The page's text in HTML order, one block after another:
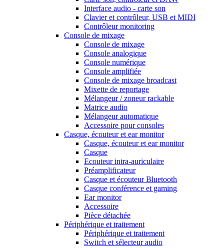
Interface audio - carte son
Clavier et contrôleur, USB et MIDI
Contrôleur monitoring
Console de mixage
Console de mixage
Console analogique
Console numérique
Console amplifiée
Console de mixage broadcast
Mixette de reportage
Mélangeur / zoneur rackable
Matrice audio
Mélangeur automatique
Accessoire pour consoles
Casque, écouteur et ear monitor
Casque, écouteur et ear monitor
Casque
Ecouteur intra-auriculaire
Préamplificateur
Casque et écouteur Bluetooth
Casque conférence et gaming
Ear monitor
Accessoire
Pièce détachée
Périphérique et traitement
Périphérique et traitement
Switch et sélecteur audio